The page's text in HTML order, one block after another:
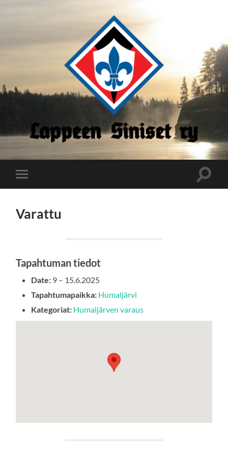
Siniset
Toggle
mobile
Toggle
Varattu
Tapahtuman tiedot
Date: 9 – 15.6.2025
Tapahtumapaikka: Humaljärvi
Kategoriat: Humaljärven varaus